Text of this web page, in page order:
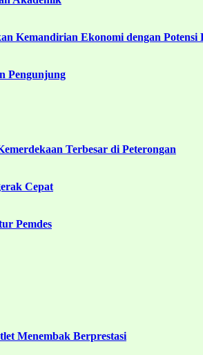
Kemandirian Ekonomi dengan Potensi
Pengunjung
Terbesar di Peterongan
Cepat
Pemdes
Menembak Berprestasi